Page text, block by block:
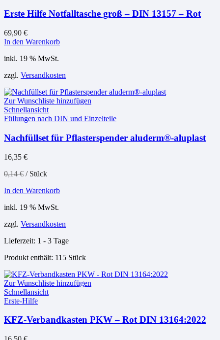
Erste Hilfe Notfalltasche groß – DIN 13157 – Rot
69,90 €
In den Warenkorb
inkl. 19 % MwSt.
zzgl. Versandkosten
Zur Wunschliste hinzufügen
Schnellansicht
Füllungen nach DIN und Einzelteile
Nachfüllset für Pflasterspender aluderm®-aluplast
16,35 €
0,14€ / Stück
In den Warenkorb
inkl. 19 % MwSt.
zzgl. Versandkosten
Lieferzeit: 1 - 3 Tage
Produkt enthält: 115 Stück
Zur Wunschliste hinzufügen
Schnellansicht
Erste-Hilfe
KFZ-Verbandkasten PKW – Rot DIN 13164:2022